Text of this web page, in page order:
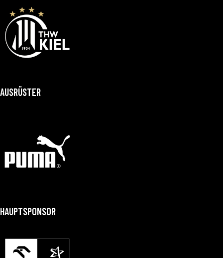
AUSRÜSTER
HAUPTSPONSOR